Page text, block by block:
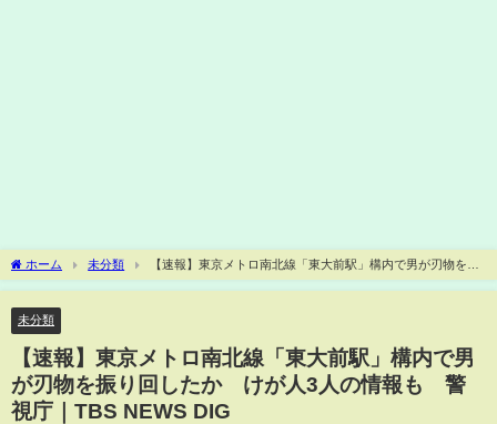
ホーム 未分類
【速報】東京メトロ南北線「東大前駅」構内で男が刃物を振
り回したか けが人3人の情報も 警視庁｜TBS NEWS DIG
未分類
【速報】東京メトロ南北線「東大前駅」構内で男
が刃物を振り回したか けが人3人の情報も 警
視庁｜TBS NEWS DIG